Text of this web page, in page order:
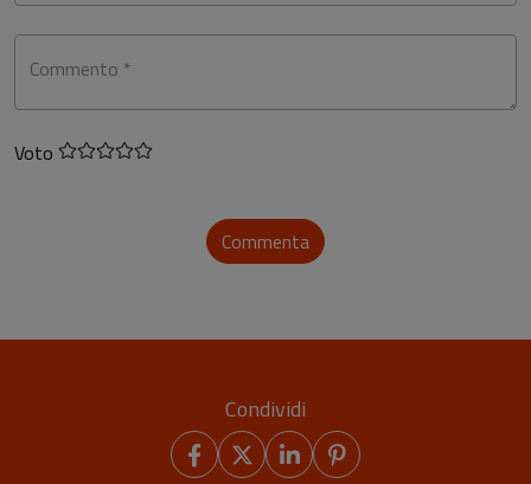
Commento *
Voto
Commenta
Condividi